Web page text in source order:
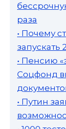
раза
• Почему
запускать
• Пенсию
Соцфонд
• Путин